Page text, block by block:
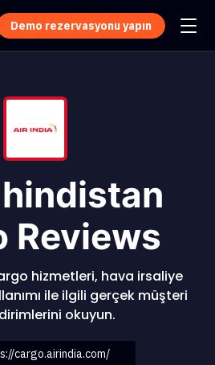
Demo rezervasyonu yapın
Reviews
hizmetleri, hava irsaliye
ile ilgili gerçek müşteri
okuyun.
cargo.airindia.com/